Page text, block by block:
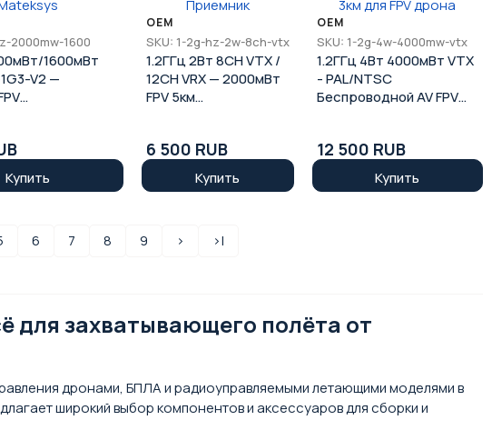
2000mw-1600
1600мВт
V2 —
Купить
OEM
SKU: 1-2g-hz-2w-8ch-vtx
1.2ГГц 2Вт 8CH VTX /
12CH VRX — 2000мВт
FPV 5км
Приемник
6 500 RUB
Купить
OEM
SKU: 1-2g-4w-4000mw-vtx
1.2ГГц 4Вт 4000мВт VTX
- PAL/NTSC
Беспроводной AV FPV
12 500 RUB
Купить
6 7 8 9 > >|
для захватывающего полёта от
дронами, БПЛА и радиоуправляемыми летающими моделями в
широкий выбор компонентов и аксессуаров для сборки и